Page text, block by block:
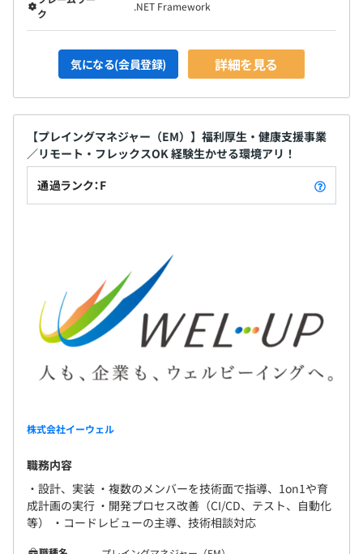
ク
.NET Framework
気になる(会員登録) 詳細を見る
【プレイングマネジャー（EM）】福利厚生・健康支援事業
／リモート・フレックスOK 経験生かせる環境アリ！
通過ランク：F
株式会社イーウェル
職務内容
・設計、実装 ・複数のメンバーを技術面で指導、1on1や育
成計画の実行 ・開発プロセス改善（CI/CD、テスト、自動化
等） ・コードレビューの主導、技術相談対応